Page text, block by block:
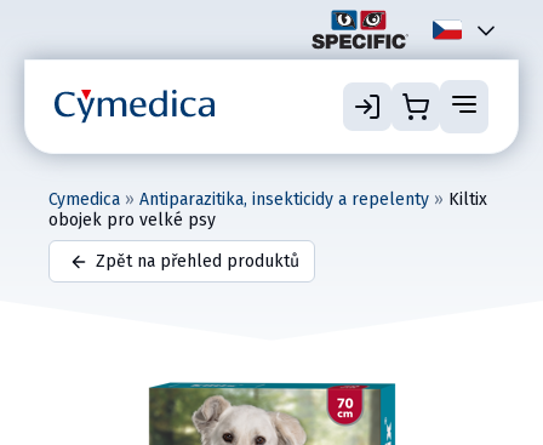
Cymedica » Antiparazitika, insekticidy a repelenty » Kiltix
obojek pro velké psy
Zpět na přehled produktů